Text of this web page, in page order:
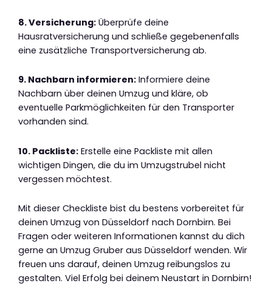
8. Versicherung: Überprüfe deine
Hausratversicherung und schließe gegebenenfalls
eine zusätzliche Transportversicherung ab.
9. Nachbarn informieren: Informiere deine
Nachbarn über deinen Umzug und kläre, ob
eventuelle Parkmöglichkeiten für den Transporter
vorhanden sind.
10. Packliste: Erstelle eine Packliste mit allen
wichtigen Dingen, die du im Umzugstrubel nicht
vergessen möchtest.
Mit dieser Checkliste bist du bestens vorbereitet für
deinen Umzug von Düsseldorf nach Dornbirn. Bei
Fragen oder weiteren Informationen kannst du dich
gerne an Umzug Gruber aus Düsseldorf wenden. Wir
freuen uns darauf, deinen Umzug reibungslos zu
gestalten. Viel Erfolg bei deinem Neustart in Dornbirn!